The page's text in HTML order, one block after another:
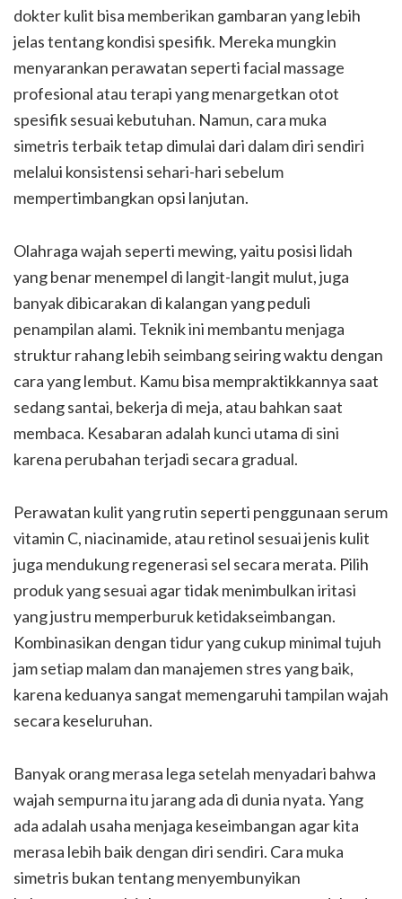
dokter kulit bisa memberikan gambaran yang lebih
jelas tentang kondisi spesifik. Mereka mungkin
menyarankan perawatan seperti facial massage
profesional atau terapi yang menargetkan otot
spesifik sesuai kebutuhan. Namun, cara muka
simetris terbaik tetap dimulai dari dalam diri sendiri
melalui konsistensi sehari-hari sebelum
mempertimbangkan opsi lanjutan.
Olahraga wajah seperti mewing, yaitu posisi lidah
yang benar menempel di langit-langit mulut, juga
banyak dibicarakan di kalangan yang peduli
penampilan alami. Teknik ini membantu menjaga
struktur rahang lebih seimbang seiring waktu dengan
cara yang lembut. Kamu bisa mempraktikkannya saat
sedang santai, bekerja di meja, atau bahkan saat
membaca. Kesabaran adalah kunci utama di sini
karena perubahan terjadi secara gradual.
Perawatan kulit yang rutin seperti penggunaan serum
vitamin C, niacinamide, atau retinol sesuai jenis kulit
juga mendukung regenerasi sel secara merata. Pilih
produk yang sesuai agar tidak menimbulkan iritasi
yang justru memperburuk ketidakseimbangan.
Kombinasikan dengan tidur yang cukup minimal tujuh
jam setiap malam dan manajemen stres yang baik,
karena keduanya sangat memengaruhi tampilan wajah
secara keseluruhan.
Banyak orang merasa lega setelah menyadari bahwa
wajah sempurna itu jarang ada di dunia nyata. Yang
ada adalah usaha menjaga keseimbangan agar kita
merasa lebih baik dengan diri sendiri. Cara muka
simetris bukan tentang menyembunyikan